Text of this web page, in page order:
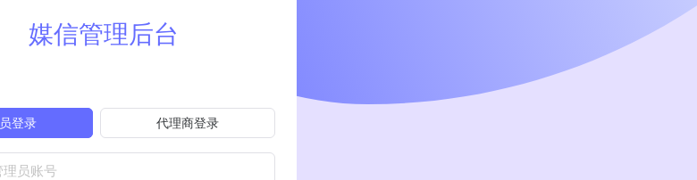
媒信管理后台
登录 代理商登录
员账号